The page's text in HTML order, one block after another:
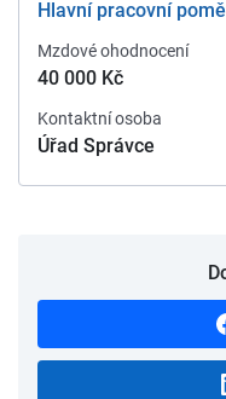
Hlavní pracovní
Mzdové ohodnocení
40 000 Kč
Kontaktní osoba
Úřad Správce